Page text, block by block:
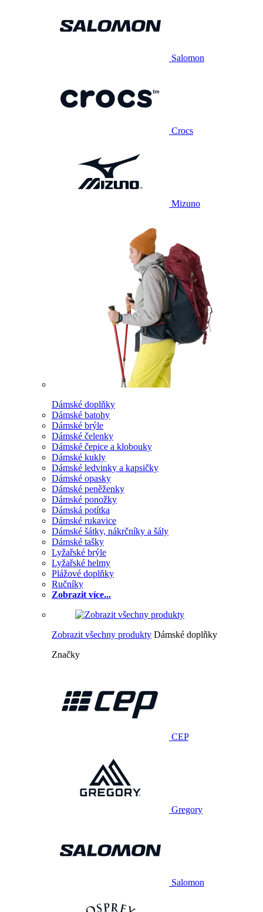
Salomon
Crocs
Mizuno
Dámské doplňky
Dámské batohy
Dámské brýle
Dámské čelenky
Dámské čepice a klobouky
Dámské kukly
Dámské ledvinky a kapsičky
Dámské opasky
Dámské peněženky
Dámské ponožky
Dámská potítka
Dámské rukavice
Dámské šátky, nákrčníky a šály
Dámské tašky
Lyžařské brýle
Lyžařské helmy
Plážové doplňky
Ručníky
Zobrazit více...
Zobrazit všechny produkty Dámské doplňky
Značky
CEP
Gregory
Salomon